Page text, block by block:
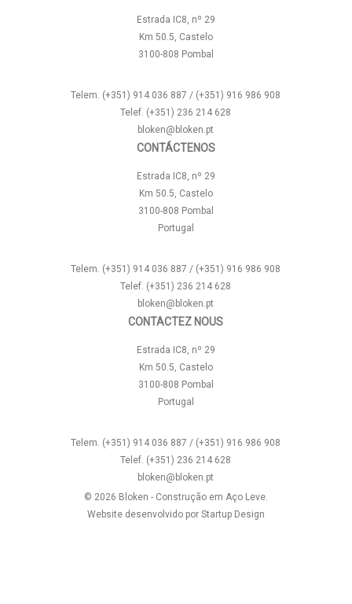
Estrada IC8, nº 29
Km 50.5, Castelo
3100-808 Pombal
Telem. (+351) 914 036 887 / (+351) 916 986 908
Telef. (+351) 236 214 628
bloken@bloken.pt
CONTÁCTENOS
Estrada IC8, nº 29
Km 50.5, Castelo
3100-808 Pombal
Portugal
Telem. (+351) 914 036 887 / (+351) 916 986 908
Telef. (+351) 236 214 628
bloken@bloken.pt
CONTACTEZ NOUS
Estrada IC8, nº 29
Km 50.5, Castelo
3100-808 Pombal
Portugal
Telem. (+351) 914 036 887 / (+351) 916 986 908
Telef. (+351) 236 214 628
bloken@bloken.pt
© 2026 Bloken - Construção em Aço Leve.
Website desenvolvido por Startup Design